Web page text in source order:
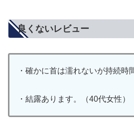
良くないレビュー
・確かに首は濡れないが持続時
・結露あります。（40代女性）